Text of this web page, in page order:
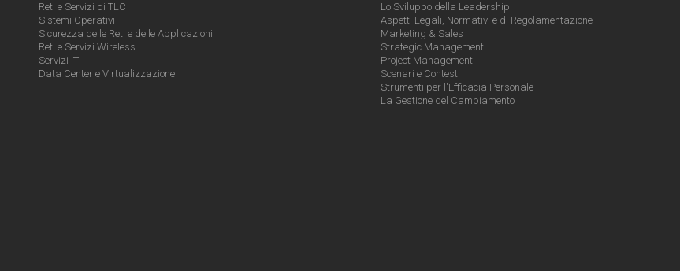
Reti e Servizi di TLC
Sistemi Operativi
Sicurezza delle Reti e delle Applicazioni
Reti e Servizi Wireless
Servizi IT
Data Center e Virtualizzazione
Lo Sviluppo della Leadership
Aspetti Legali, Normativi e di Regolamentazione
Marketing & Sales
Strategic Management
Project Management
Scenari e Contesti
Strumenti per l'Efficacia Personale
La Gestione del Cambiamento